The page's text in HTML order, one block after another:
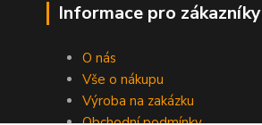
Informace pro zákazníky
O nás
Vše o nákupu
Výroba na zakázku